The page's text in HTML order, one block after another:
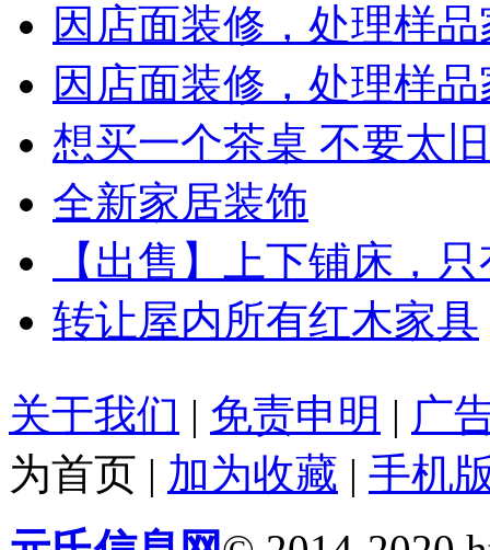
因店面装修，处理样
因店面装修，处理样
想买一个茶桌 不要太
全新家居装饰
【出售】上下铺床，
转让屋内所有红木家具
关于我们 | 免责申明 | 广
为首页 | 加为收藏 | 手机